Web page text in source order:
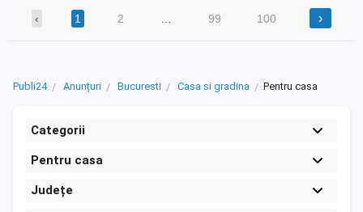
‹ 1 2 99 100 ›
Publi24 Anunțuri Bucuresti Casa si gradina Pentru casa
Categorii
Pentru casa
Județe